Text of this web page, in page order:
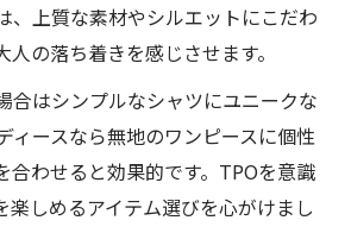
コーデで個性が光るアレンジ法
レディース問わず似合う個性的コ
ーデを個性的に楽しむ大人の方
、上質な素材やシルエットにこだわ
の落ち着きを感じさせます。
合はシンプルなシャツにユニークな
ィースなら無地のワンピースに個性
合わせると効果的です。TPOを意識
楽しめるアイテム選びを心がけまし